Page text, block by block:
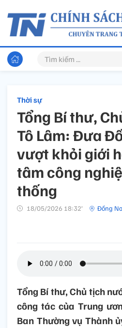
Thời sự
Tổng Bí thư,
Tô Lâm: Đưa
vượt khỏi giới
tâm công
thống
18/05/2026 18:32’ Đồng
Tổng Bí thư, Chủ tịch
công tác của Trung
Ban Thường vụ Thành